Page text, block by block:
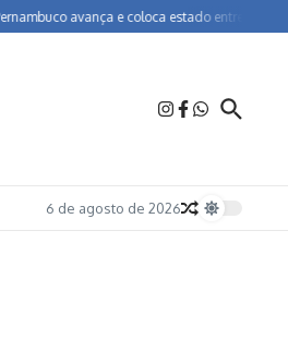
avança e coloca estado entre os melhores
6 de agosto de 2026